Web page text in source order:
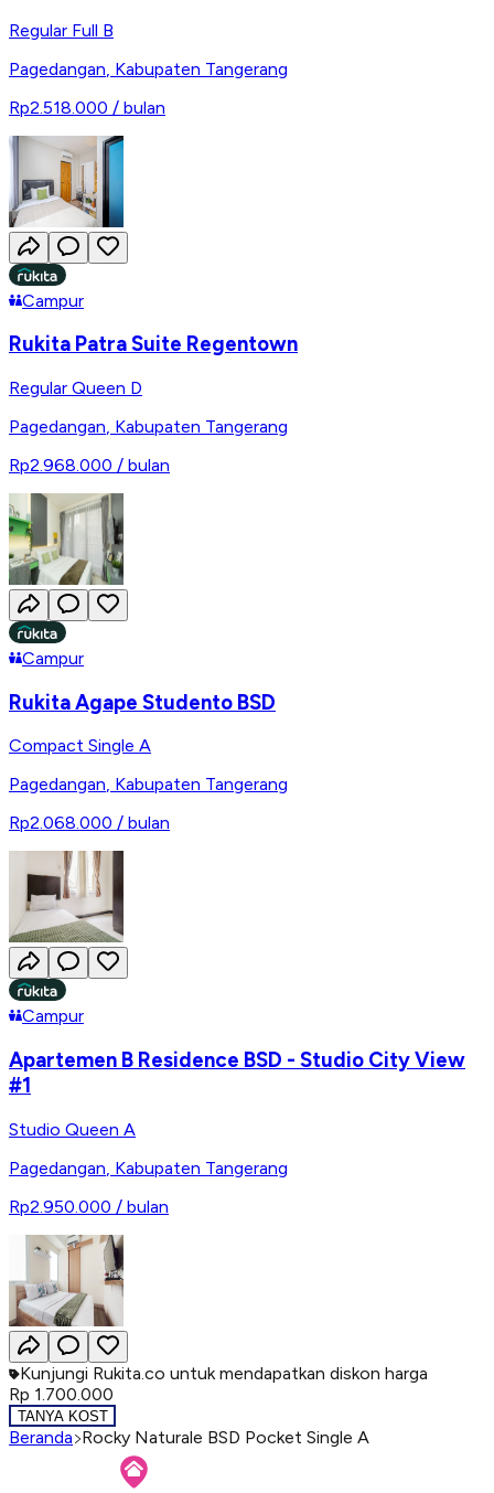
Regular Full B
Pagedangan Kabupaten Tangerang
Rp2.518.000 / bulan
Campur
Rukita Patra Suite Regentown
Regular Queen D
Pagedangan, Kabupaten Tangerang
Rp2.968.000 / bulan
Campur
Rukita Agape Studento BSD
Compact Single A
Pagedangan, Kabupaten Tangerang
Rp2.068.000 / bulan
Campur
Apartemen B Residence BSD - Studio City View
#1
Studio Queen A
Pagedangan, Kabupaten Tangerang
Rp2.950.000 / bulan
Kunjungi Rukita.co untuk mendapatkan diskon harga
Rp 1.700.000
TANYA KOST
Beranda Rocky Naturale BSD Pocket Single A